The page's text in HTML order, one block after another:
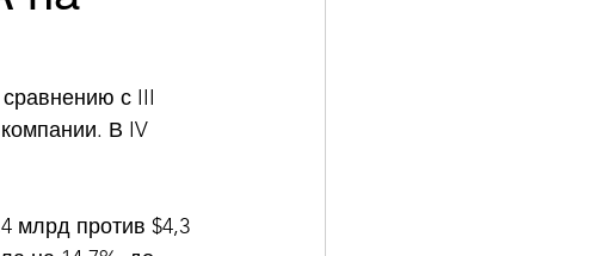
с III
В IV
млрд против $4,3